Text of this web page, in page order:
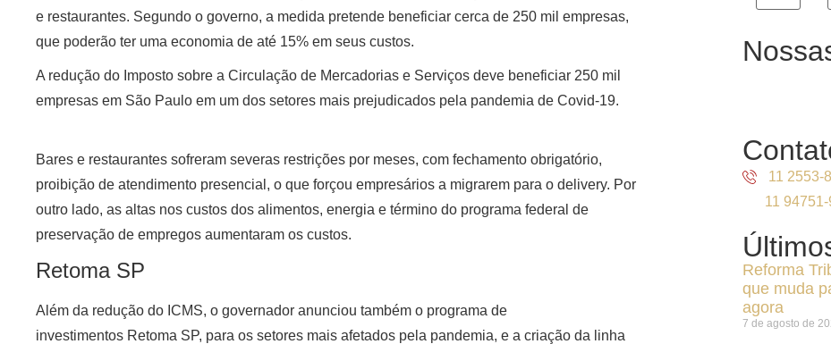
e restaurantes. Segundo o governo, a medida pretende beneficiar cerca de 250 mil empresas,
que poderão ter uma economia de até 15% em seus custos.
A redução do Imposto sobre a Circulação de Mercadorias e Serviços deve beneficiar 250 mil
empresas em São Paulo em um dos setores mais prejudicados pela pandemia de Covid-19.
Bares e restaurantes sofreram severas restrições por meses, com fechamento obrigatório,
proibição de atendimento presencial, o que forçou empresários a migrarem para o delivery. Por
outro lado, as altas nos custos dos alimentos, energia e término do programa federal de
preservação de empregos aumentaram os custos.
Retoma SP
Além da redução do ICMS, o governador anunciou também o programa de
investimentos Retoma SP, para os setores mais afetados pela pandemia, e a criação da linha
11 2553-
11
Reforma
que muda
agora
7 de agosto de